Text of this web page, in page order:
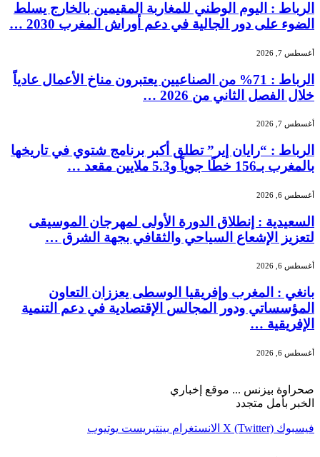
الرباط : اليوم الوطني للمغاربة المقيمين بالخارج يسلط
الضوء على دور الجالية في دعم أوراش المغرب 2030 …
أغسطس 7, 2026
الرباط : 71% من الصناعيين يعتبرون مناخ الأعمال عادياً
خلال الفصل الثاني من 2026 …
أغسطس 7, 2026
الرباط : “رايان إير” تطلق أكبر برنامج شتوي في تاريخها
بالمغرب بـ156 خطًا جوياً و5.3 ملايين مقعد …
أغسطس 6, 2026
السعيدية : إنطلاق الدورة الأولى لمهرجان الموسيقى
لتعزيز الإشعاع السياحي والثقافي بجهة الشرق …
أغسطس 6, 2026
بانغي : المغرب وإفريقيا الوسطى يعززان التعاون
المؤسساتي ودور المجالس الإقتصادية في دعم التنمية
الإفريقية …
أغسطس 6, 2026
صحراوة بيزنس ... موقع إخباري
الخبر بأمل متجدد
فيسبوك X (Twitter) الانستغرام بينتيريست يوتيوب